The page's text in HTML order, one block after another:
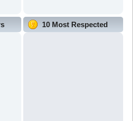
10 Most Respected